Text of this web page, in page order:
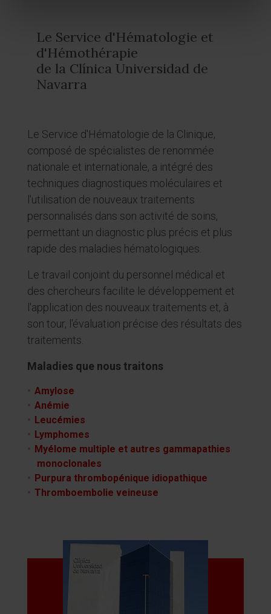
Le Service d'Hématologie et
d'Hémothérapie
de la Clínica Universidad de
Navarra
Le Service d'Hématologie de la Clinique,
composé de spécialistes de renommée
nationale et internationale, a intégré des
techniques diagnostiques moléculaires et
l'utilisation de nouveaux traitements
personnalisés dans son activité de soins,
permettant un diagnostic plus précis et plus
rapide des maladies hématologiques.
Le travail conjoint du personnel médical et
des chercheurs facilite le développement et
l'application des nouveaux traitements et, à
son tour, l'évaluation précise des résultats des
traitements.
Maladies que nous traitons
Amylose
Anémie
Leucémies
Lymphomes
Myélome multiple et autres gammapathies
monoclonales
Purpura thrombopénique idiopathique
Thromboembolie veineuse